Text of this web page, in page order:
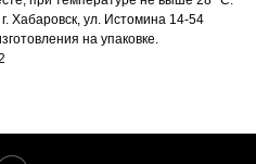
Хабаровск, ул. Истомина 14-54
на упаковке.